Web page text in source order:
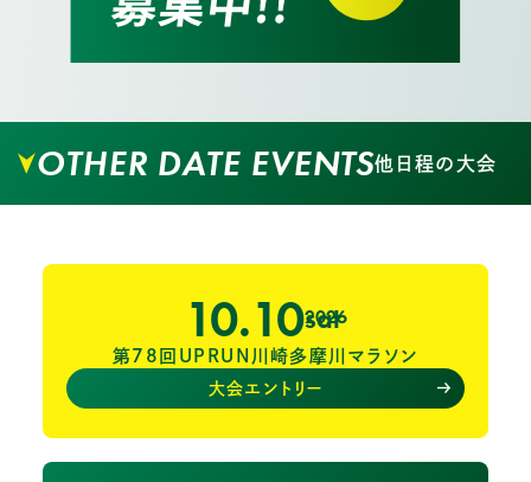
OTHER DATE EVENTS他日程の大会
10.102026
sat
第78回UPRUN川崎多摩川マラソン
大会エントリー